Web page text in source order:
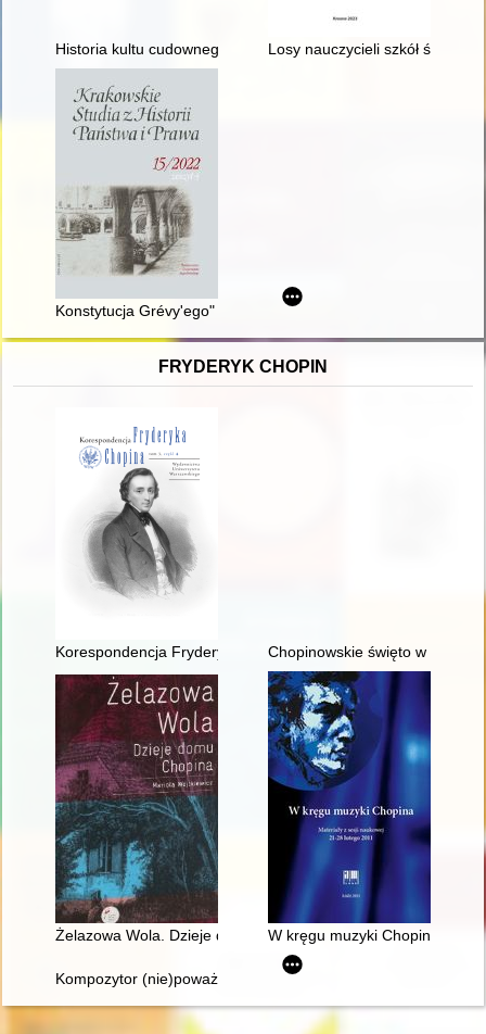
Historia kultu cudownego wizerunku Matki Bożej w Pszowie
Losy nauczycieli szkół
Konstytucja Grévy'ego" i "konstytucja de Gaulle'a" : dwa
FRYDERYK CHOPIN
Korespondencja Fryderyka Chopina. T. 3 cz. 4
Chopinowskie święto w
Żelazowa Wola. Dzieje domu ChopinaW kręgu muzyki Chopina.
Kompozytor (nie)poważny. Poczucie humoru Fryderyka